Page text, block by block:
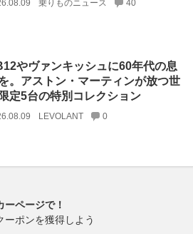
乗りものニュース 40
やヴァンキッシュに60年代の息
。アストン・マーティンが放つ世
定5台の特別コレクション
LEVOLANT 0
ページで！
ーポンを獲得しよう